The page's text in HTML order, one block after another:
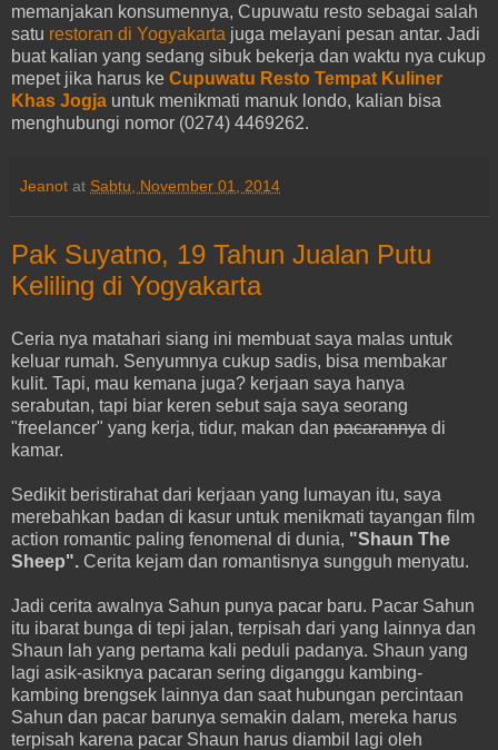
memanjakan konsumennya, Cupuwatu resto sebagai salah
satu restoran di Yogyakarta juga melayani pesan antar. Jadi
buat kalian yang sedang sibuk bekerja dan waktu nya cukup
mepet jika harus ke Cupuwatu Resto Tempat Kuliner
Khas Jogja untuk menikmati manuk londo, kalian bisa
menghubungi nomor (0274) 4469262.
Jeanot at Sabtu, November 01, 2014
Pak Suyatno, 19 Tahun Jualan Putu
Keliling di Yogyakarta
Ceria nya matahari siang ini membuat saya malas untuk
keluar rumah. Senyumnya cukup sadis, bisa membakar
kulit. Tapi, mau kemana juga? kerjaan saya hanya
serabutan, tapi biar keren sebut saja saya seorang
"freelancer" yang kerja, tidur, makan dan pacarannya di
kamar.
Sedikit beristirahat dari kerjaan yang lumayan itu, saya
merebahkan badan di kasur untuk menikmati tayangan film
action romantic paling fenomenal di dunia, "Shaun The
Sheep". Cerita kejam dan romantisnya sungguh menyatu.
Jadi cerita awalnya Sahun punya pacar baru. Pacar Sahun
itu ibarat bunga di tepi jalan, terpisah dari yang lainnya dan
Shaun lah yang pertama kali peduli padanya. Shaun yang
lagi asik-asiknya pacaran sering diganggu kambing-
kambing brengsek lainnya dan saat hubungan percintaan
Sahun dan pacar barunya semakin dalam, mereka harus
terpisah karena pacar Shaun harus diambil lagi oleh